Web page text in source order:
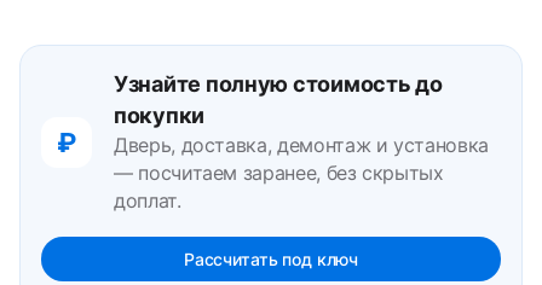
₽
Узнайте полную стоимость до
покупки
Дверь, доставка, демонтаж и установка
— посчитаем заранее, без скрытых
доплат.
Рассчитать под ключ